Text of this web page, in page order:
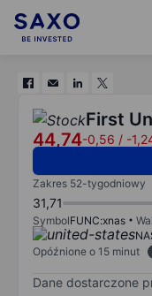
First
44,74-0,56 / -
Zakres 52-tygodniowy
31,71
SymbolFUNC:xnas
Opóźnione o 15 minut
Dane dostarczone